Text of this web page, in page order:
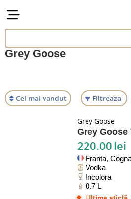
Grey Goose
Cel mai vandut Filtreaza
Grey Goose
Grey Goose
220.00lei
Franta,
Vodka
Incolora
0.7 L
Ultima sticlă